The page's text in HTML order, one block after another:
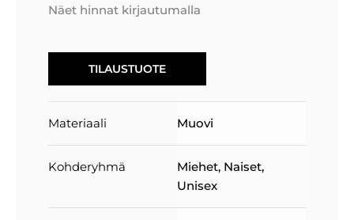
Näet hinnat kirjautumalla
TILAUSTUOTE
Materiaali Muovi
Kohderyhmä Miehet, Naiset,
Unisex